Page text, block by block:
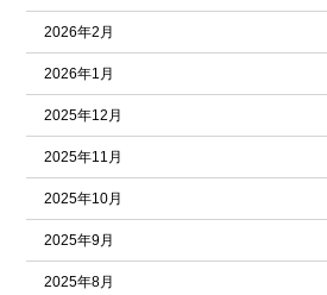
2026年2月
2026年1月
2025年12月
2025年11月
2025年10月
2025年9月
2025年8月